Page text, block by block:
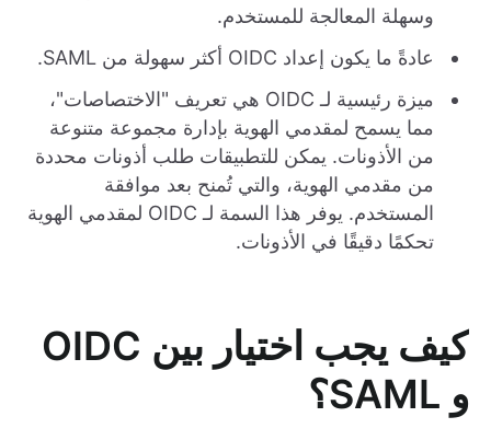
وسهلة المعالجة للمستخدم.
عادةً ما يكون إعداد OIDC أكثر سهولة من SAML.
ميزة رئيسية لـ OIDC هي تعريف "الاختصاصات"،
مما يسمح لمقدمي الهوية بإدارة مجموعة متنوعة
من الأذونات. يمكن للتطبيقات طلب أذونات محددة
من مقدمي الهوية، والتي تُمنح بعد موافقة
المستخدم. يوفر هذا السمة لـ OIDC لمقدمي الهوية
تحكمًا دقيقًا في الأذونات.
كيف يجب اختيار بين OIDC
و SAML؟